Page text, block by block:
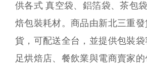
供各式 真空袋、鋁箔袋、茶包
焙包裝耗材。商品由新北三重
貨，可配送全台，並提供包裝
足烘焙店、餐飲業與電商賣家的